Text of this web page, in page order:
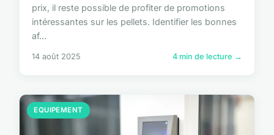
prix, il reste possible de profiter de promotions
intéressantes sur les pellets. Identifier les bonnes
af...
14 août 2025 4 min de lecture →
EQUIPEMENT